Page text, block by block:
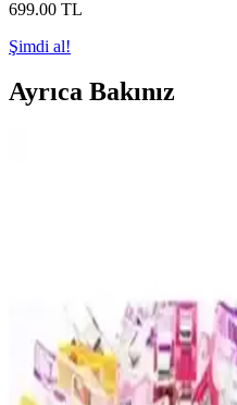
699.00 TL
Şimdi al!
Ayrıca Bakınız
Palmiye Hobi Sanat
Setleri Karşılaştırması ve
Palmiye Hobi Sanat
sayılarla boyama setleri detaylı